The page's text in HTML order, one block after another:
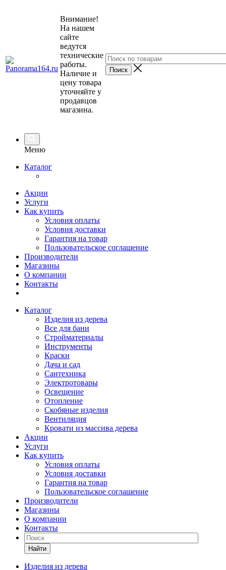
Внимание!
На нашем
сайте
ведутся
технические
работы.
Наличие и
цену товара
уточняйте у
продавцов
магазина.
Меню
Каталог
Акции
Услуги
Как купить
Условия оплаты
Условия доставки
Гарантия на товар
Пользовательское соглашение
Производители
Магазины
О компании
Контакты
Каталог
Изделия из дерева
Все для бани
Стройматериалы
Инструменты
Краски
Дача и сад
Сантехника
Электротовары
Освещение
Отопление
Скобяные изделия
Вентиляция
Кровати из массива дерева
Акции
Услуги
Как купить
Условия оплаты
Условия доставки
Гарантия на товар
Пользовательское соглашение
Производители
Магазины
О компании
Контакты
Найти
Изделия из дерева